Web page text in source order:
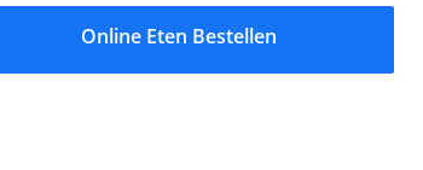
Online Eten Bestellen